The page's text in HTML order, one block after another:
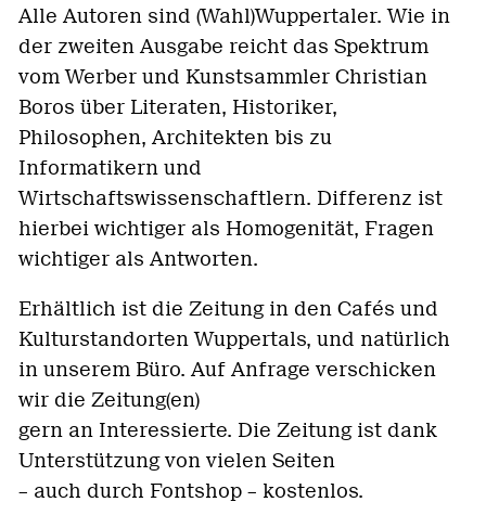
Alle Autoren sind (Wahl)Wuppertaler. Wie in
der zweiten Ausgabe reicht das Spektrum
vom Werber und Kunstsammler Christian
Boros über Literaten, Historiker,
Philosophen, Architekten bis zu
Informatikern und
Wirtschaftswissenschaftlern. Differenz ist
hierbei wichtiger als Homogenität, Fragen
wichtiger als Antworten.
Erhältlich ist die Zeitung in den Cafés und
Kulturstandorten Wuppertals, und natürlich
in unserem Büro. Auf Anfrage verschicken
wir die Zeitung(en)
gern an Interessierte. Die Zeitung ist dank
Unterstützung von vielen Seiten
– auch durch Fontshop – kostenlos.